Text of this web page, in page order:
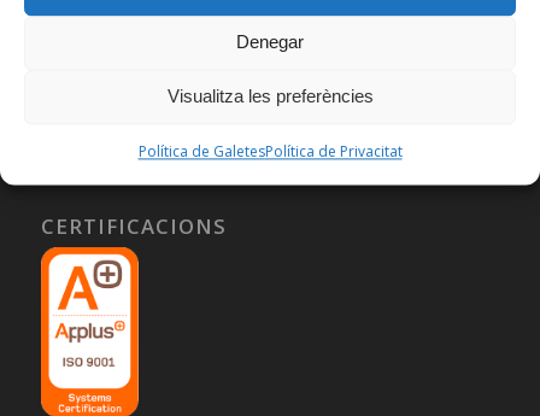
Denegar
Visualitza les preferències
Política de GaletesPolítica de Privacitat
CERTIFICACIONS